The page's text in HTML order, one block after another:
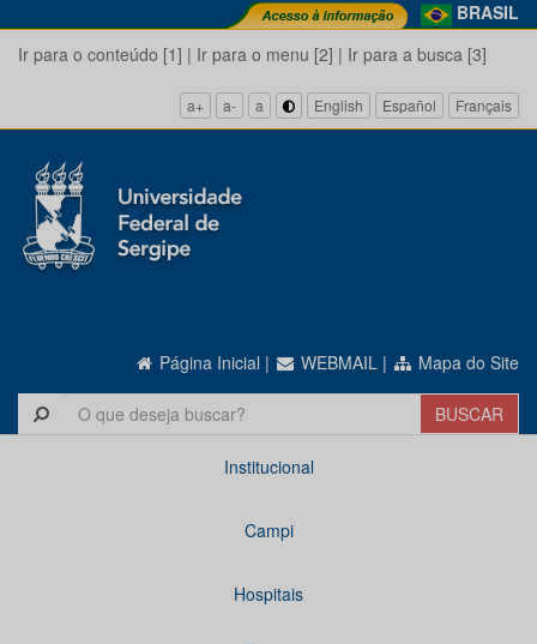
BRASIL
Ir para o conteúdo [1] | Ir para o menu [2] | Ir para a busca [3]
a+ a- a English Español Français
Página Inicial | WEBMAIL | Mapa do Site
Institucional
Campi
Hospitais